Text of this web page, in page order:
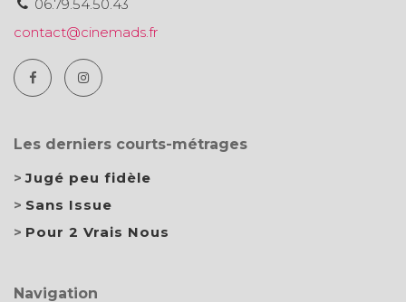
06.79.54.50.43
contact@cinemads.fr
Les derniers courts-métrages
Jugé peu fidèle
Sans Issue
Pour 2 Vrais Nous
Navigation